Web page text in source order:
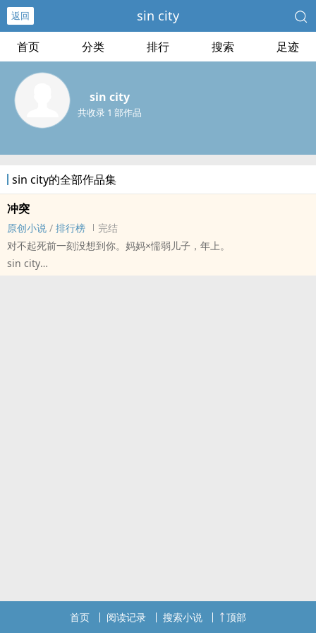
返回 sin city
首页 分类 排行 搜索 足迹
sin city
共收录 1 部作品
sin city的全部作品集
冲突
原创小说 / 排行榜
完结
对不起死前一刻没想到你。妈妈×懦弱儿子，年上。
sin city
首页 阅读记录 搜索小说 顶部